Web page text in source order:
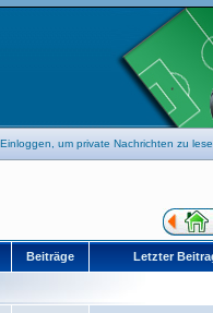
Einloggen, um private Nachrichten zu
Beiträge Letzter